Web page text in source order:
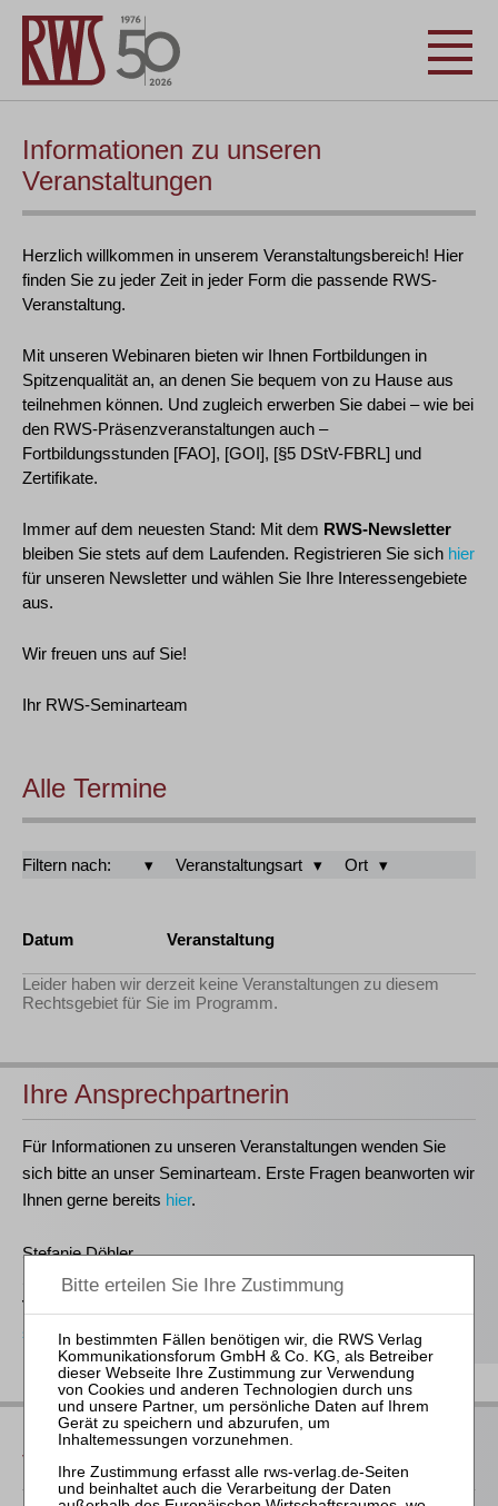
Informationen zu unseren
Veranstaltungen
Herzlich willkommen in unserem Veranstaltungsbereich! Hier
finden Sie zu jeder Zeit in jeder Form die passende RWS-
Veranstaltung.
Mit unseren Webinaren bieten wir Ihnen Fortbildungen in
Spitzenqualität an, an denen Sie bequem von zu Hause aus
teilnehmen können. Und zugleich erwerben Sie dabei – wie bei
den RWS-Präsenzveranstaltungen auch –
Fortbildungsstunden [FAO], [GOI], [§5 DStV-FBRL] und
Zertifikate.
Immer auf dem neuesten Stand: Mit dem RWS-Newsletter
bleiben Sie stets auf dem Laufenden. Registrieren Sie sich hier
für unseren Newsletter und wählen Sie Ihre Interessengebiete
aus.
Wir freuen uns auf Sie!
Ihr RWS-Seminarteam
Alle Termine
Filtern nach: Veranstaltungsart Ort
Datum Veranstaltung
Leider haben wir derzeit keine Veranstaltungen zu diesem
Rechtsgebiet für Sie im Programm.
Ihre Ansprechpartnerin
Für Informationen zu unseren Veranstaltungen wenden Sie
sich bitte an unser Seminarteam. Erste Fragen beanworten wir
Ihnen gerne bereits hier.
Stefanie Döhler
Seminarorganisation
T
seminar@rws-verlag.de
Das bieten Ihnen unsere
Veranstaltungen